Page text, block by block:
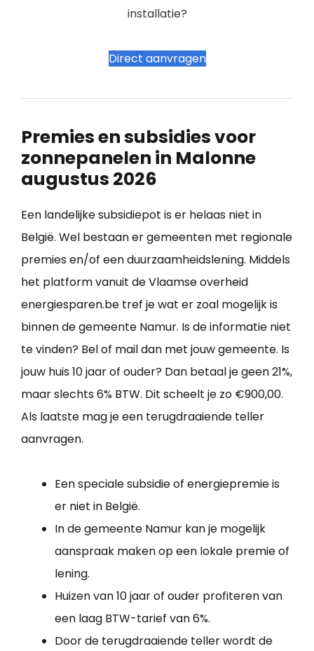
installatie?
Direct aanvragen
Premies en subsidies voor
zonnepanelen in Malonne
augustus 2026
Een landelijke subsidiepot is er helaas niet in
België. Wel bestaan er gemeenten met regionale
premies en/of een duurzaamheidslening. Middels
het platform vanuit de Vlaamse overheid
energiesparen.be tref je wat er zoal mogelijk is
binnen de gemeente Namur. Is de informatie niet
te vinden? Bel of mail dan met jouw gemeente. Is
jouw huis 10 jaar of ouder? Dan betaal je geen 21%,
maar slechts 6% BTW. Dit scheelt je zo €900,00.
Als laatste mag je een terugdraaiende teller
aanvragen.
Een speciale subsidie of energiepremie is
er niet in België.
In de gemeente Namur kan je mogelijk
aanspraak maken op een lokale premie of
lening.
Huizen van 10 jaar of ouder profiteren van
een laag BTW-tarief van 6%.
Door de terugdraaiende teller wordt de